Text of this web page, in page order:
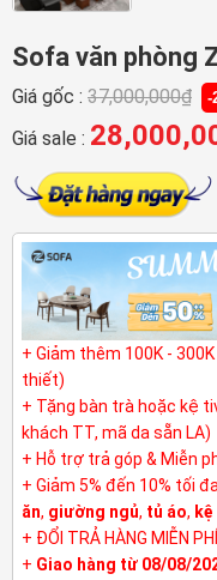
PHÒNG NGỦ
PHÒNG KHÁCH
LIÊN HỆ
Sofa văn phòng
Giá gốc : 37,000,000₫ -
Giá sale :
+ Giảm thêm 100K -
thiết)
+ Tặng bàn trà hoặc kệ
khách TT, mã da sẵn LA)
+ Hỗ trợ trả góp & Miễn
+ Giảm 5% đến 10% tối
ăn, giường ngủ, tủ áo,
+ ĐỔI TRẢ HÀNG MIỄN
+ Giao hàng từ 08/08/